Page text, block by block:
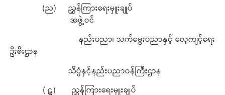
(ည) ညွှန်ကြားရေးမှူးချုပ်
အဖွဲ့ဝင်
နည်းပညာ၊ သက်မွေးပညာနှင့် လေ့ကျင့်ရေး
ဦးစီးဌာန
သိပ္ပံနှင့်နည်းပညာဝန်ကြီးဌာန
( ဋ) ညွှန်ကြားရေးမှူးချုပ်